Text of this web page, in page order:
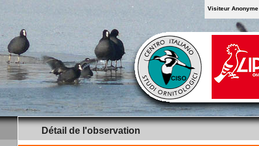
Visiteur Anonyme
Détail de l'observation